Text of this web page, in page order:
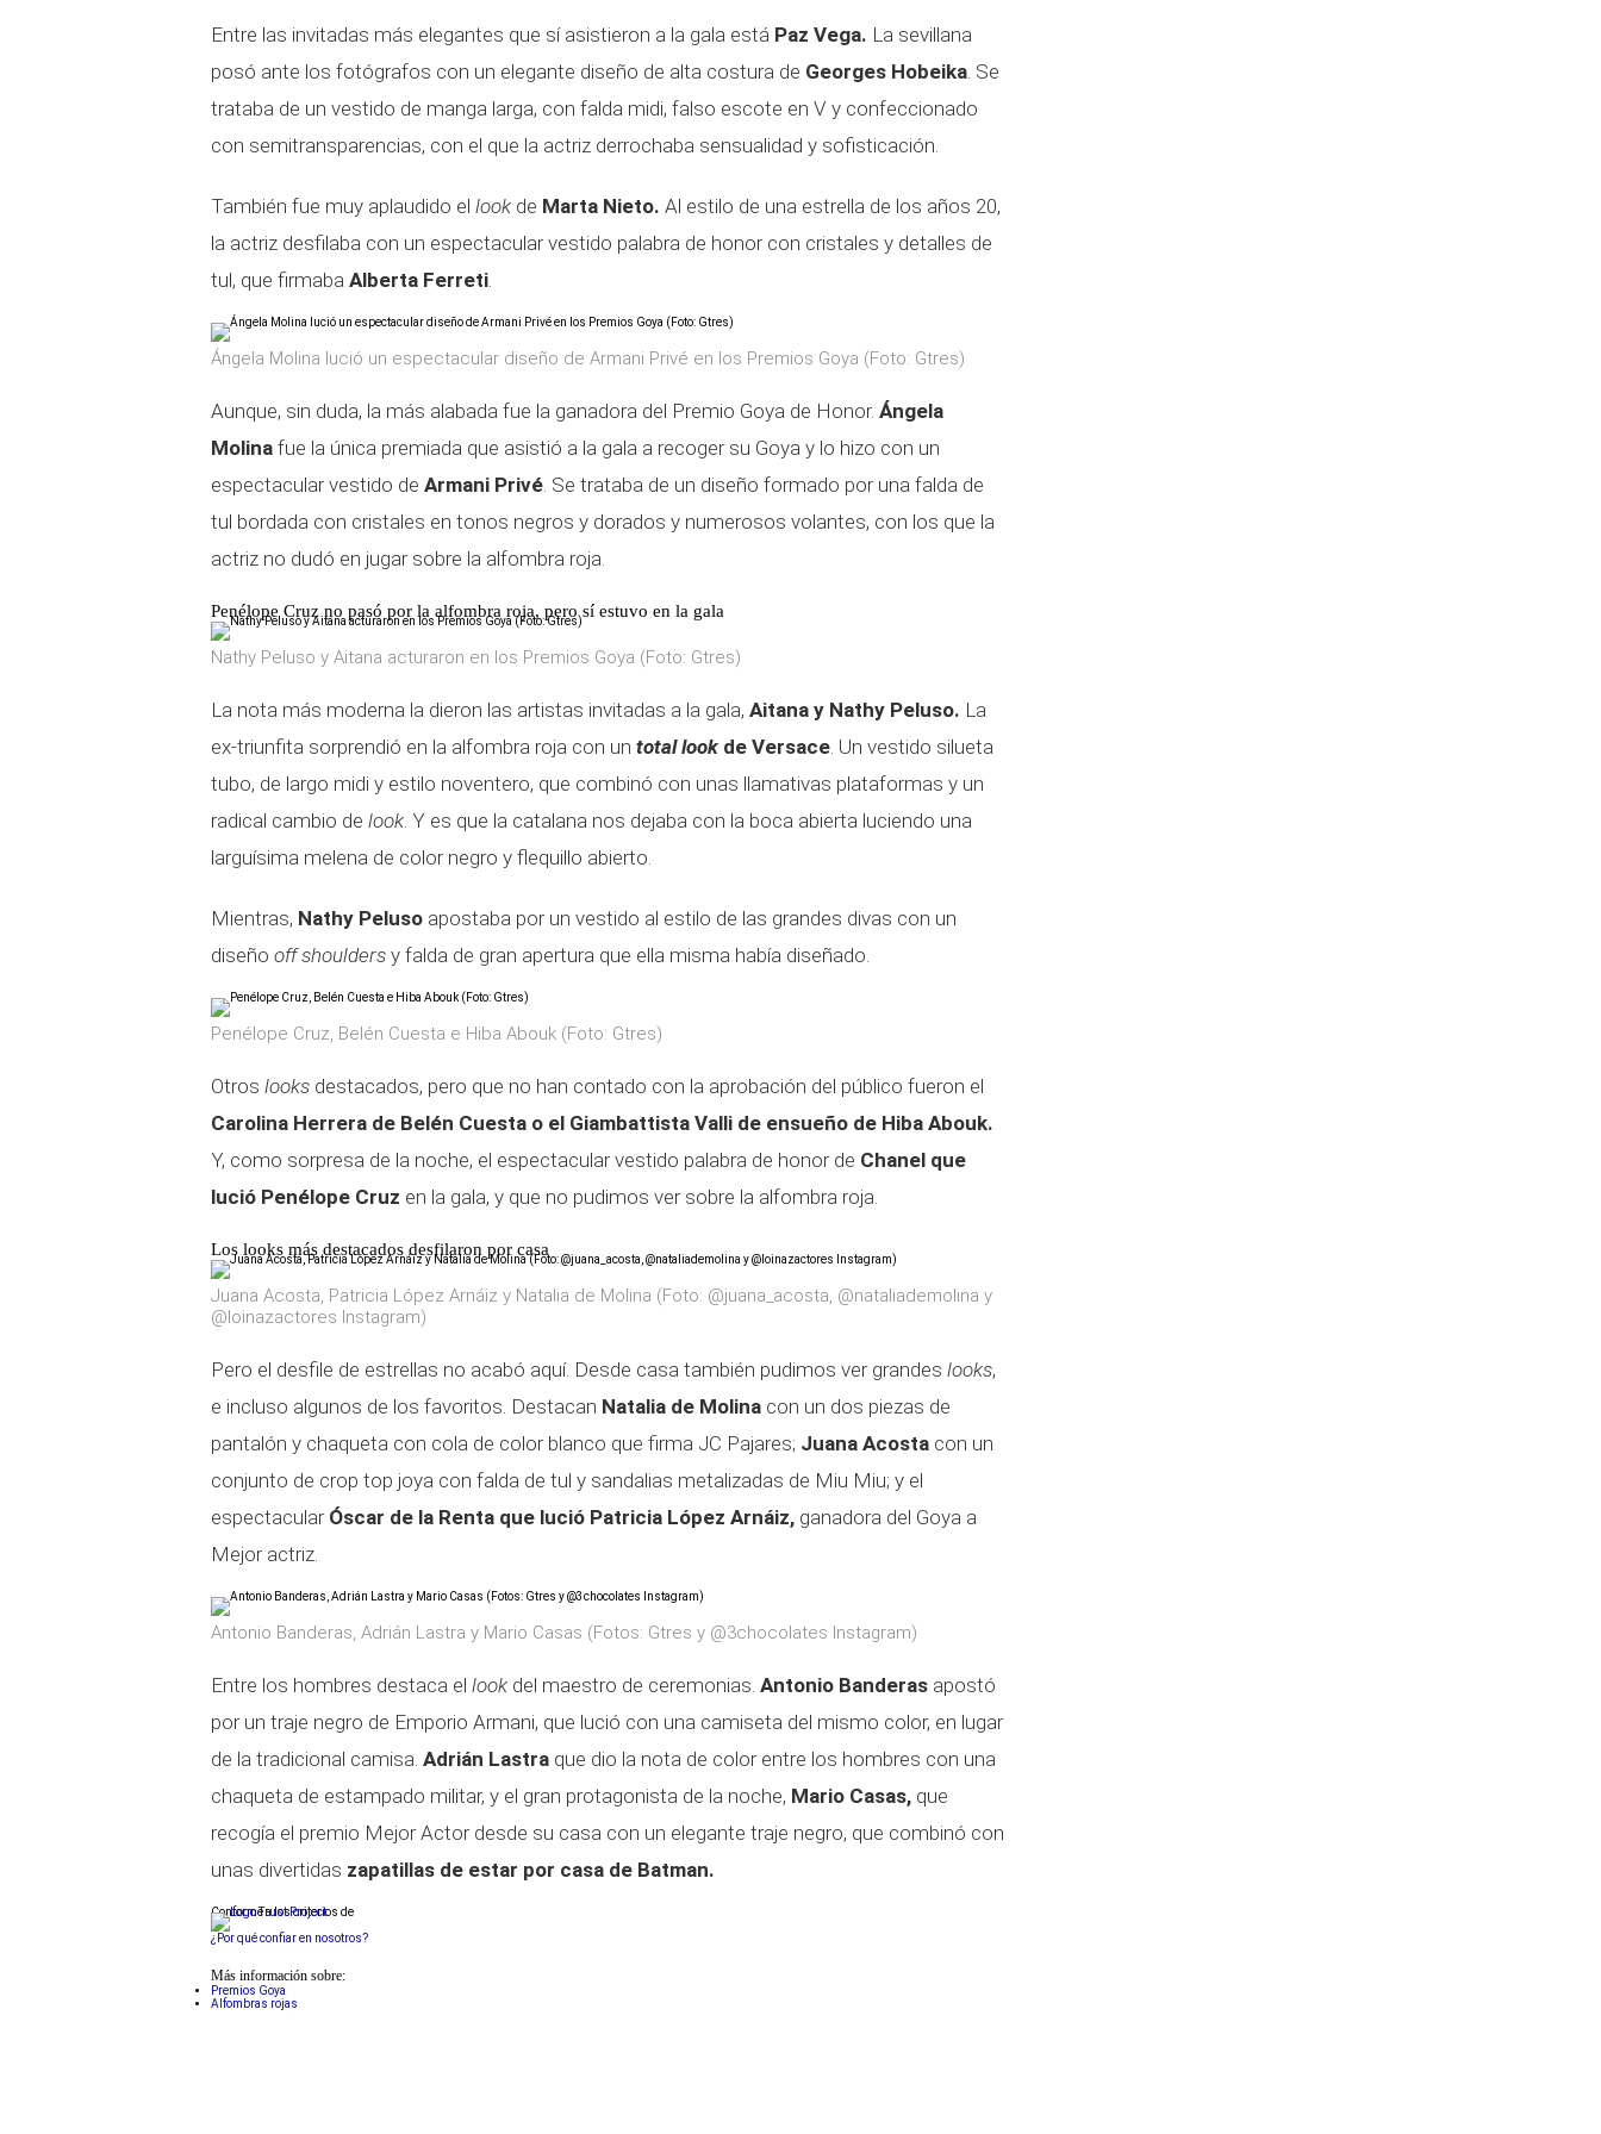
Entre las invitadas más elegantes que sí asistieron a la gala está Paz Vega. La sevillana
posó ante los fotógrafos con un elegante diseño de alta costura de Georges Hobeika. Se
trataba de un vestido de manga larga, con falda midi, falso escote en V y confeccionado
con semitransparencias, con el que la actriz derrochaba sensualidad y sofisticación.
También fue muy aplaudido el look de Marta Nieto. Al estilo de una estrella de los años 20,
la actriz desfilaba con un espectacular vestido palabra de honor con cristales y detalles de
tul, que firmaba Alberta Ferreti.
Ángela Molina lució un espectacular diseño de Armani Privé en los Premios Goya (Foto: Gtres)
Aunque, sin duda, la más alabada fue la ganadora del Premio Goya de Honor. Ángela
Molina fue la única premiada que asistió a la gala a recoger su Goya y lo hizo con un
espectacular vestido de Armani Privé. Se trataba de un diseño formado por una falda de
tul bordada con cristales en tonos negros y dorados y numerosos volantes, con los que la
actriz no dudó en jugar sobre la alfombra roja.
Penélope Cruz no pasó por la alfombra roja, pero sí estuvo en la gala
Nathy Peluso y Aitana acturaron en los Premios Goya (Foto: Gtres)
La nota más moderna la dieron las artistas invitadas a la gala, Aitana y Nathy Peluso. La
ex-triunfita sorprendió en la alfombra roja con un total look de Versace. Un vestido silueta
tubo, de largo midi y estilo noventero, que combinó con unas llamativas plataformas y un
radical cambio de look. Y es que la catalana nos dejaba con la boca abierta luciendo una
larguísima melena de color negro y flequillo abierto.
Mientras, Nathy Peluso apostaba por un vestido al estilo de las grandes divas con un
diseño off shoulders y falda de gran apertura que ella misma había diseñado.
Penélope Cruz, Belén Cuesta e Hiba Abouk (Foto: Gtres)
Otros looks destacados, pero que no han contado con la aprobación del público fueron el
Carolina Herrera de Belén Cuesta o el Giambattista Valli de ensueño de Hiba Abouk.
Y, como sorpresa de la noche, el espectacular vestido palabra de honor de Chanel que
lució Penélope Cruz en la gala, y que no pudimos ver sobre la alfombra roja.
Los looks más destacados desfilaron por casa
Juana Acosta, Patricia López Arnáiz y Natalia de Molina (Foto: @juana_acosta, @nataliademolina y
@loinazactores Instagram)
Pero el desfile de estrellas no acabó aquí. Desde casa también pudimos ver grandes looks,
e incluso algunos de los favoritos. Destacan Natalia de Molina con un dos piezas de
pantalón y chaqueta con cola de color blanco que firma JC Pajares; Juana Acosta con un
conjunto de crop top joya con falda de tul y sandalias metalizadas de Miu Miu; y el
espectacular Óscar de la Renta que lució Patricia López Arnáiz, ganadora del Goya a
Mejor actriz.
Antonio Banderas, Adrián Lastra y Mario Casas (Fotos: Gtres y @3chocolates Instagram)
Entre los hombres destaca el look del maestro de ceremonias. Antonio Banderas apostó
por un traje negro de Emporio Armani, que lució con una camiseta del mismo color, en lugar
de la tradicional camisa. Adrián Lastra que dio la nota de color entre los hombres con una
chaqueta de estampado militar, y el gran protagonista de la noche, Mario Casas, que
recogía el premio Mejor Actor desde su casa con un elegante traje negro, que combinó con
unas divertidas zapatillas de estar por casa de Batman.
Conforme a los criterios de
¿Por qué confiar en nosotros?
Más información sobre:
Premios Goya
Alfombras rojas